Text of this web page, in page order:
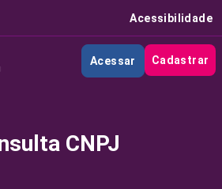
Acessibilidade
Acessar Cadastrar
CNPJ